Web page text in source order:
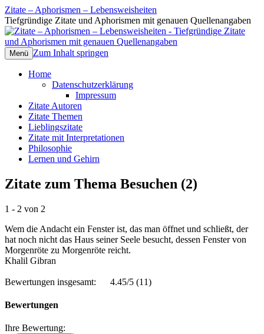
Zitate – Aphorismen – Lebensweisheiten
Tiefgründige Zitate und Aphorismen mit genauen Quellenangaben
Menü Zum Inhalt springen
Home
Datenschutzerklärung
Impressum
Zitate Autoren
Zitate Themen
Lieblingszitate
Zitate mit Interpretationen
Philosophie
Lernen und Gehirn
Zitate zum Thema Besuchen (2)
1 - 2 von 2
Wem die Andacht ein Fenster ist, das man öffnet und schließt, der
hat noch nicht das Haus seiner Seele besucht, dessen Fenster von
Morgenröte zu Morgenröte reicht.
Khalil Gibran
Bewertungen insgesamt: 4.45/5 (11)
Bewertungen
Ihre Bewertung: